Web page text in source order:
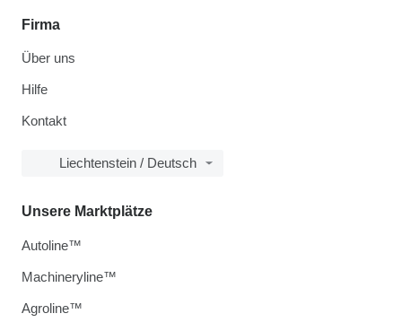
Firma
Über uns
Hilfe
Kontakt
Liechtenstein / Deutsch
Unsere Marktplätze
Autoline™
Machineryline™
Agroline™